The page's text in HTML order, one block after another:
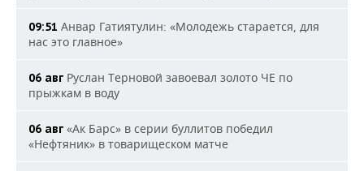
09:51 Анвар Гатиятулин: «Молодежь старается, для
нас это главное»
06 авг Руслан Терновой завоевал золото ЧЕ по
прыжкам в воду
06 авг «Ак Барс» в серии буллитов победил
«Нефтяник» в товарищеском матче